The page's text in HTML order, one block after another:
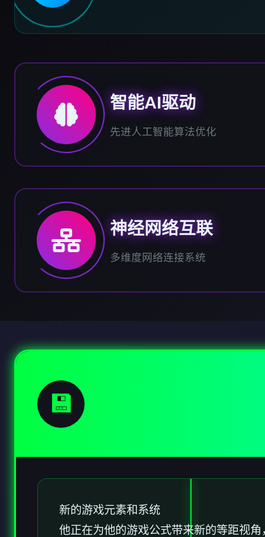
智能AI驱动
先进人工智能算法优化
神经网络互联
多维度网络连接系统
💾
新的游戏元素和系统
他正在为他的游戏公式带来新的等距视